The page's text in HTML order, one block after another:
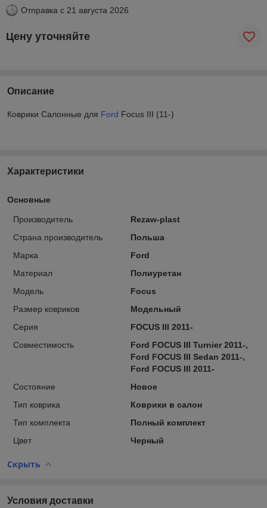
Отправка с 21 августа 2026
Цену уточняйте
Описание
Коврики Салонные для Ford Focus III (11-)
Характеристики
Основные
Производитель
Rezaw-plast
Страна производитель
Польша
Марка
Ford
Материал
Полиуретан
Модель
Focus
Размер ковриков
Модельный
Серия
FOCUS III 2011-
Совместимость
Ford FOCUS III Turnier 2011-,
Ford FOCUS III Sedan 2011-,
Ford FOCUS III 2011-
Состояние
Новое
Тип коврика
Коврики в салон
Тип комплекта
Полный комплект
Цвет
Черный
Скрыть
Условия доставки